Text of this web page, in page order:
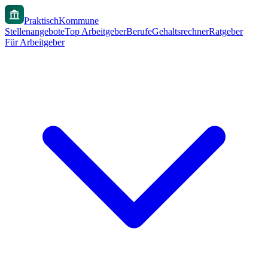
PraktischKommune
StellenangeboteTop ArbeitgeberBerufeGehaltsrechnerRatgeber
Für Arbeitgeber